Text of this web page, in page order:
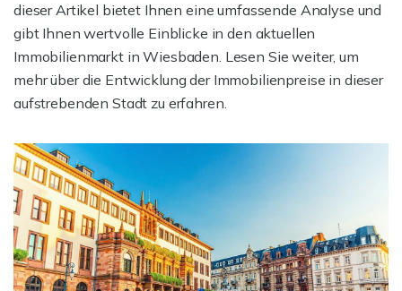
dieser Artikel bietet Ihnen eine umfassende Analyse und
gibt Ihnen wertvolle Einblicke in den aktuellen
Immobilienmarkt in Wiesbaden. Lesen Sie weiter, um
mehr über die Entwicklung der Immobilienpreise in dieser
aufstrebenden Stadt zu erfahren.